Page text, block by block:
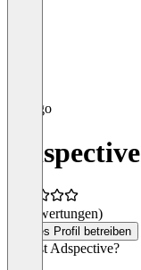
Adspective
(0 Bewertungen)
Dieses Profil betreiben
Was ist Adspective?